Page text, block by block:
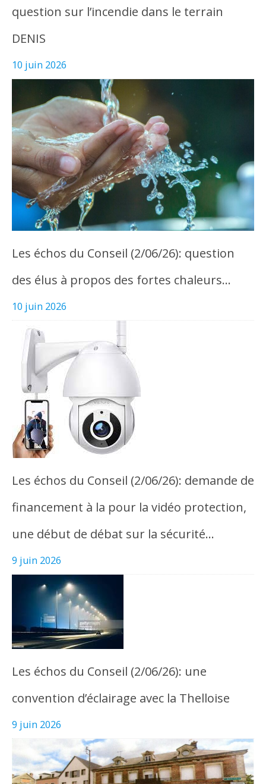
question sur l’incendie dans le terrain
DENIS
10 juin 2026
Les échos du Conseil (2/06/26): question
des élus à propos des fortes chaleurs…
10 juin 2026
Les échos du Conseil (2/06/26): demande de
financement à la pour la vidéo protection,
une début de débat sur la sécurité…
9 juin 2026
Les échos du Conseil (2/06/26): une
convention d’éclairage avec la Thelloise
9 juin 2026